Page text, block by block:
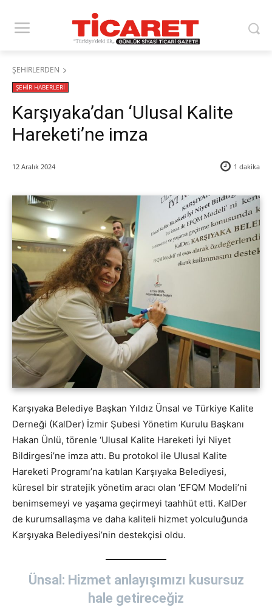
ŞEHİRLERDEN
ŞEHİR HABERLERİ
Karşıyaka’dan ‘Ulusal Kalite
Hareketi’ne imza
12 Aralık 2024 1 dakika
Karşıyaka Belediye Başkan Yıldız Ünsal ve Türkiye Kalite
Derneği (KalDer) İzmir Şubesi Yönetim Kurulu Başkanı
Hakan Ünlü, törenle ‘Ulusal Kalite Hareketi İyi Niyet
Bildirgesi’ne imza attı. Bu protokol ile Ulusal Kalite
Hareketi Programı’na katılan Karşıyaka Belediyesi,
küresel bir stratejik yönetim aracı olan ‘EFQM Modeli’ni
benimsemeyi ve yaşama geçirmeyi taahhüt etti. KalDer
de kurumsallaşma ve daha kaliteli hizmet yolculuğunda
Karşıyaka Belediyesi’nin destekçisi oldu.
Ünsal: Hizmet anlayışımızı kusursuz
hale getireceğiz